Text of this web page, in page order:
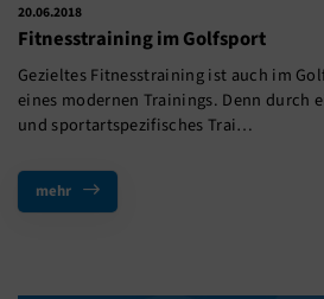
20.06.2018
Fitnesstraining im Golfsport
Gezieltes Fitnesstraining ist auch im
eines modernen Trainings. Denn durch
und sportartspezifisches Trai…
mehr